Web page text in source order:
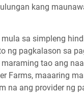
kang
sa simpleng
ng pagkalason sa
tao ang
Farms, maaaring
na ang provider ng